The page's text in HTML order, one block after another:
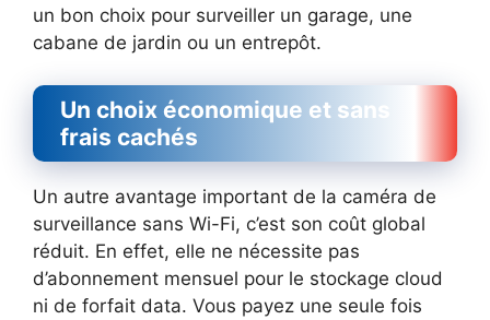
un bon choix pour surveiller un garage, une
cabane de jardin ou un entrepôt.
Un choix économique et sans
frais cachés
Un autre avantage important de la caméra de
surveillance sans Wi-Fi, c’est son coût global
réduit. En effet, elle ne nécessite pas
d’abonnement mensuel pour le stockage cloud
ni de forfait data. Vous payez une seule fois